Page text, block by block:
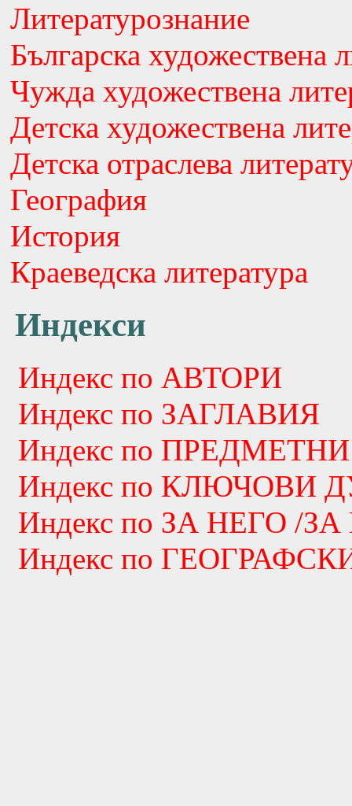
Литературознание
Българска художествена
Чужда художествена
Детска художествена
Детска отраслева
География
История
Краеведска литература
Индекси
Индекс по АВТОРИ
Индекс по ЗАГЛАВИЯ
Индекс по
Индекс по КЛЮЧОВИ
Индекс по ЗА НЕГО /
Индекс по